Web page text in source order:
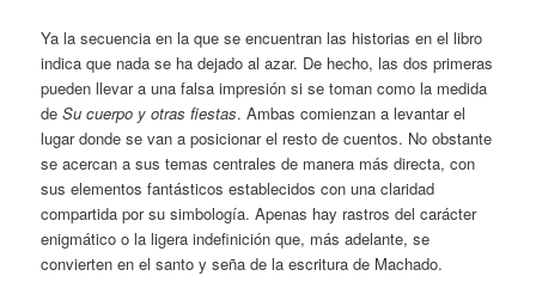
Ya la secuencia en la que se encuentran las historias en el libro
indica que nada se ha dejado al azar. De hecho, las dos primeras
pueden llevar a una falsa impresión si se toman como la medida
deSu cuerpo y otras fiestas. Ambas comienzan a levantar el
lugar donde se van a posicionar el resto de cuentos. No obstante
se acercan a sus temas centrales de manera más directa, con
sus elementos fantásticos establecidos con una claridad
compartida por su simbología. Apenas hay rastros del carácter
enigmático o la ligera indefinición que, más adelante, se
convierten en el santo y seña de la escritura de Machado.